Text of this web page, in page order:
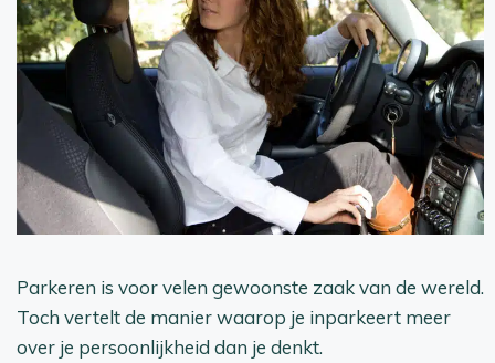
Parkeren is voor velen gewoonste zaak van de wereld.
Toch vertelt de manier waarop je inparkeert meer
over je persoonlijkheid dan je denkt.